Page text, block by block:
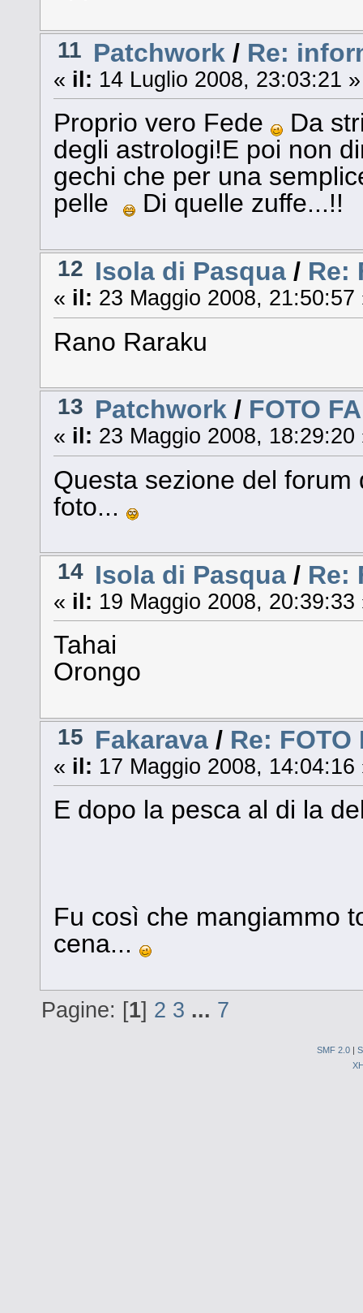
11 Patchwork / Re:
« il: 14 Luglio 2008, 23:03:21 »
Proprio vero Fede
Da
degli astrologi!E poi non
gechi che per una
pelle
Di quelle zuffe...!!
12 Isola di Pasqua / Re:
« il: 23 Maggio 2008, 21:50:57
Rano Raraku
13 Patchwork / FOTO
« il: 23 Maggio 2008, 18:29:20
Questa sezione del
foto...
14 Isola di Pasqua / Re:
« il: 19 Maggio 2008, 20:39:33
Tahai
Orongo
15 Fakarava / Re: FOTO
« il: 17 Maggio 2008, 14:04:16
E dopo la pesca al di la
Fu così che mangiammo
cena...
Pagine: [1] 2 3 ... 7
SMF 2.0 |